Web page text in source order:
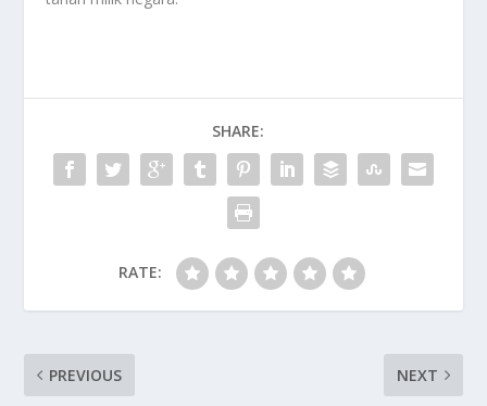
SHARE:
RATE:
PREVIOUS NEXT